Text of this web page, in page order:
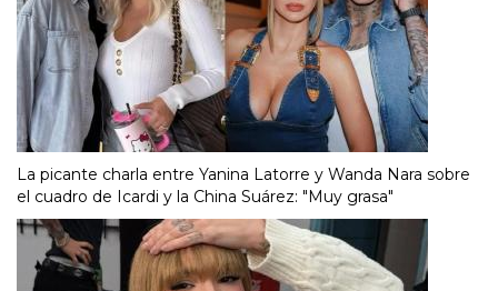
La picante charla entre Yanina Latorre y Wanda Nara sobre
el cuadro de Icardi y la China Suárez: "Muy grasa"